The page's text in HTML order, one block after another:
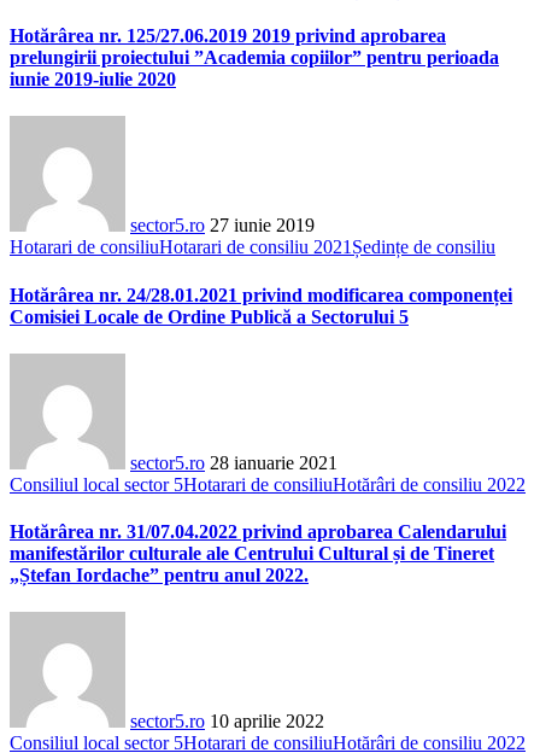
Hotărârea nr. 125/27.06.2019 2019 privind aprobarea
prelungirii proiectului ”Academia copiilor” pentru perioada
iunie 2019-iulie 2020
sector5.ro 27 iunie 2019
Hotarari de consiliuHotarari de consiliu 2021 Ședințe de consiliu
Hotărârea nr. 24/28.01.2021 privind modificarea componenței
Comisiei Locale de Ordine Publică a Sectorului 5
sector5.ro 28 ianuarie 2021
Consiliul local sector 5Hotarari de consiliuHotărâri de consiliu 2022
Hotărârea nr. 31/07.04.2022 privind aprobarea Calendarului
manifestărilor culturale ale Centrului Cultural și de Tineret
„Ștefan Iordache” pentru anul 2022.
sector5.ro 10 aprilie 2022
Consiliul local sector 5Hotarari de consiliuHotărâri de consiliu 2022